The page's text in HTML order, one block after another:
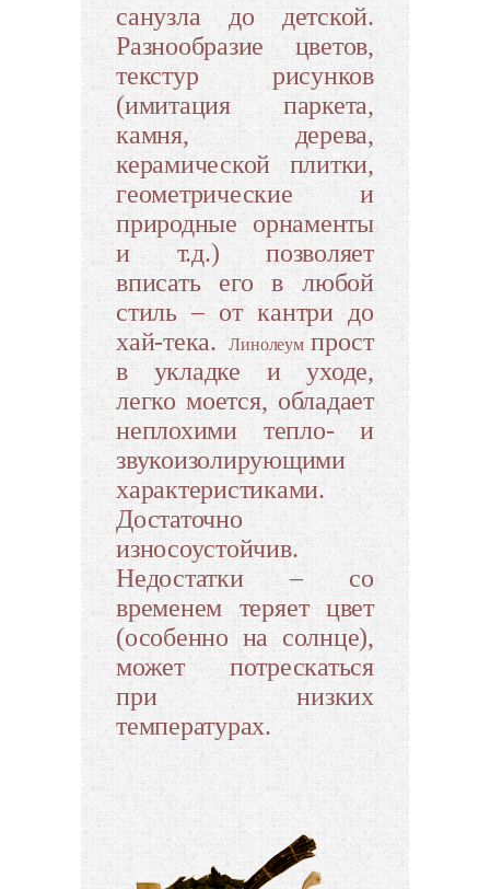
санузла до детской.
Разнообразие цветов,
текстур рисунков
(имитация паркета,
камня, дерева,
керамической плитки,
геометрические и
природные орнаменты
и т.д.) позволяет
вписать его в любой
стиль – от кантри до
хай-тека.
Линолеумпрост
в укладке и уходе,
легко моется, обладает
неплохими тепло- и
звукоизолирующими
характеристиками.
Достаточно
износоустойчив.
Недостатки – со
временем теряет цвет
(особенно на солнце),
может потрескаться
при низких
температурах.